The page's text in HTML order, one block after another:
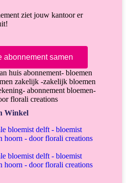
ziet jouw kantoor er
abonnement samen
Winkel